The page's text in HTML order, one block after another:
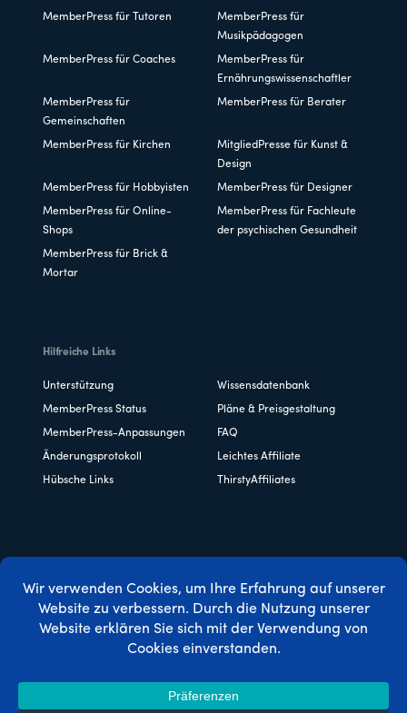
MemberPress für Tutoren
MemberPress für
Musikpädagogen
MemberPress für Coaches
MemberPress für
Ernährungswissenschaftler
MemberPress für
Gemeinschaften
MemberPress für Berater
MemberPress für Kirchen
MitgliedPresse für Kunst &
Design
MemberPress für Hobbyisten MemberPress für Designer
MemberPress für Online-
Shops
MemberPress für Fachleute
der psychischen Gesundheit
MemberPress für Brick &
Mortar
Hilfreiche Links
Unterstützung Wissensdatenbank
MemberPress Status Pläne & Preisgestaltung
MemberPress-Anpassungen FAQ
Änderungsprotokoll Leichtes Affiliate
Hübsche Links ThirstyAffiliates
Copyright © 2026 Caseproof, LLC. Alle Rechte vorbehalten.
Erstattungen